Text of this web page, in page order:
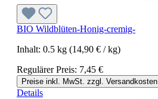
BIO Wildblüten-Honig-cremig-
Inhalt: 0.5 kg (14,90 € / kg)
Regulärer Preis: 7,45 €
Preise inkl. MwSt. zzgl. Versandkosten
Details